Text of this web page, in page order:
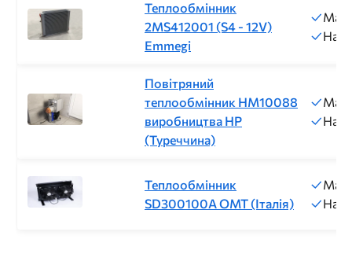
Теплообмінник
2MS412001 (S4 - 12V)
Emmegi
Повітряний
теплообмінник HM10088
виробництва НР
(Туреччина)
Теплообмінник
SD300100A ОМТ (Італія)